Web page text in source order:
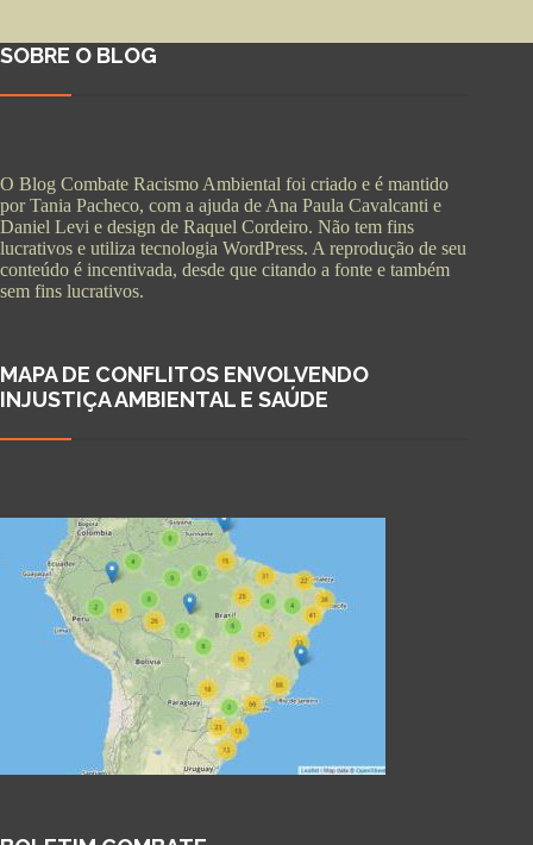
SOBRE O BLOG
O Blog Combate Racismo Ambiental foi criado e é mantido
por Tania Pacheco, com a ajuda de Ana Paula Cavalcanti e
Daniel Levi e design de Raquel Cordeiro. Não tem fins
lucrativos e utiliza tecnologia WordPress. A reprodução de seu
conteúdo é incentivada, desde que citando a fonte e também
sem fins lucrativos.
MAPA DE CONFLITOS ENVOLVENDO
INJUSTIÇA AMBIENTAL E SAÚDE